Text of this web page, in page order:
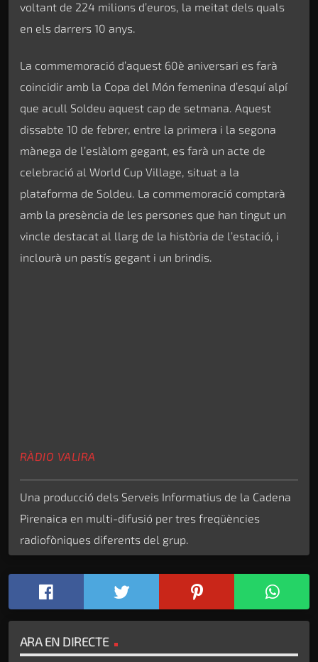
voltant de 224 milions d’euros, la meitat dels quals
en els darrers 10 anys.
La commemoració d’aquest 60è aniversari es farà
coincidir amb la Copa del Món femenina d’esquí alpí
que acull Soldeu aquest cap de setmana. Aquest
dissabte 10 de febrer, entre la primera i la segona
mànega de l’eslàlom gegant, es farà un acte de
celebració al World Cup Village, situat a la
plataforma de Soldeu. La commemoració comptarà
amb la presència de les persones que han tingut un
vincle destacat al llarg de la història de l’estació, i
inclourà un pastís gegant i un brindis.
RÀDIO VALIRA
Una producció dels Serveis Informatius de la Cadena
Pirenaica en multi-difusió per tres freqüències
radiofòniques diferents del grup.
ARA EN DIRECTE